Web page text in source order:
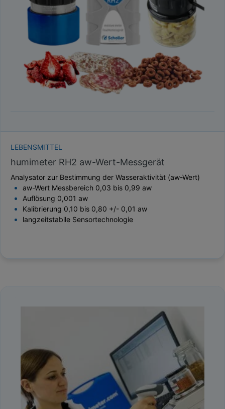
TAUPUNKT
GEWICHT / MASSE
LEBENSMITTEL
humimeter RH2 aw-Wert-Messgerät
Analysator zur Bestimmung der Wasseraktivität (aw-Wert)
aw-Wert Messbereich 0,03 bis 0,99 aw
Auflösung 0,001 aw
Kalibrierung 0,10 bis 0,80 +/- 0,01 aw
langzeitstabile Sensortechnologie